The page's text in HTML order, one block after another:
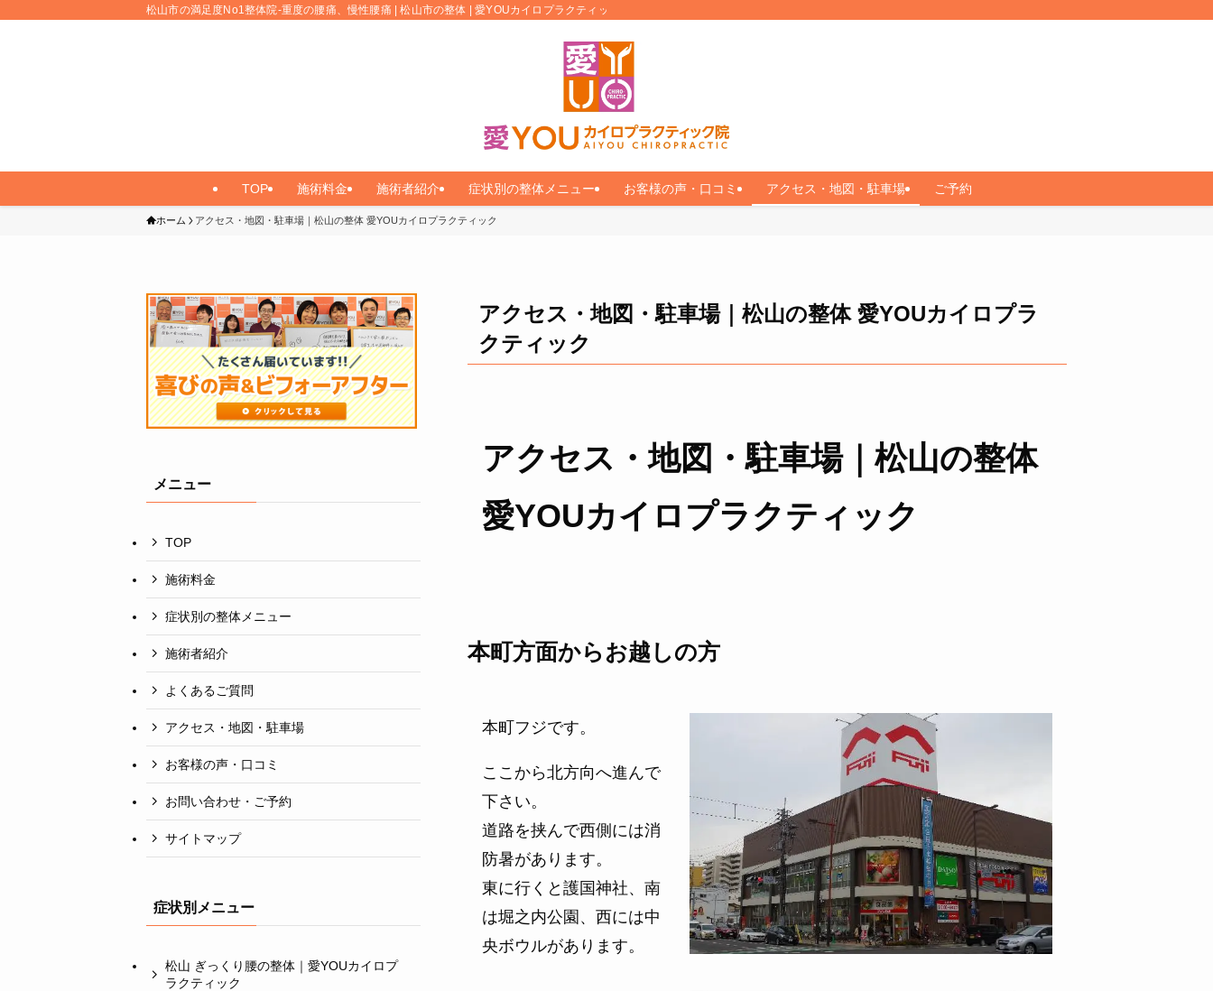
松山市の満足度No1整体院-重度の腰痛、慢性腰痛 | 松山市の整体 | 愛YOUカイロプラクティック
TOP 施術料金 施術者紹介 症状別の整体メニュー お客様の声・口コミ アクセス・地図・駐車場 ご予約
ホーム アクセス・地図・駐車場｜松山の整体 愛YOUカイロプラクティック
アクセス・地図・駐車場｜松山の整体 愛YOUカイロプラ
クティック
アクセス・地図・駐車場｜松山の整体
愛YOUカイロプラクティック
本町方面からお越しの方
本町フジです。
ここから北方向へ進んで
下さい。
道路を挟んで西側には消
防暑があります。
東に行くと護国神社、南
は堀之内公園、西には中
央ボウルがあります。
メニュー
TOP
施術料金
症状別の整体メニュー
施術者紹介
よくあるご質問
アクセス・地図・駐車場
お客様の声・口コミ
お問い合わせ・ご予約
サイトマップ
症状別メニュー
松山 ぎっくり腰の整体｜愛YOUカイロプ
ラクティック